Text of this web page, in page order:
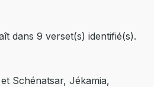
dans 9 verset(s) identifié(s).
Schénatsar, Jékamia,